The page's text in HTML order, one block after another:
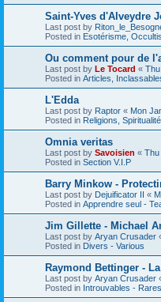
Saint-Yves d'Alveydre
Last post by
Posted in Esotérisme,
Ou comment pour de
Last post by Le Tocard «
Posted in Articles,
L'Edda
Last post by Raptor « Mon
Posted in Religions,
Omnia veritas
Last post by Savoisien « Thu
Posted in Section V.I.P
Barry Minkow -
Last post by Dejuificator II «
Posted in Apprendre seul -
Jim Gillette - Michael
Last post by Aryan Crusader
Posted in Divers - Various
Raymond Bettinger -
Last post by Aryan Crusader
Posted in Introuvables - Rares